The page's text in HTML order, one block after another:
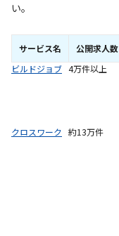
い。
サービス名 公開求人数
ビルドジョブ 4万件以上
クロスワーク 約13万件